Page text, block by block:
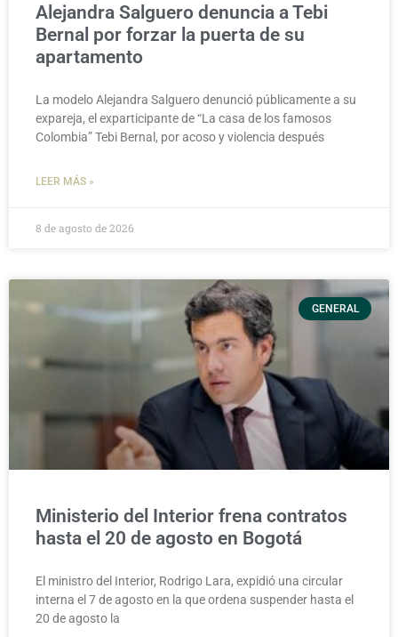
Alejandra Salguero denuncia a Tebi
Bernal por forzar la puerta de su
apartamento
La modelo Alejandra Salguero denunció públicamente a su
expareja, el exparticipante de “La casa de los famosos
Colombia” Tebi Bernal, por acoso y violencia después
LEER MÁS »
8 de agosto de 2026
GENERAL
Ministerio del Interior frena contratos
hasta el 20 de agosto en Bogotá
El ministro del Interior, Rodrigo Lara, expidió una circular
interna el 7 de agosto en la que ordena suspender hasta el
20 de agosto la